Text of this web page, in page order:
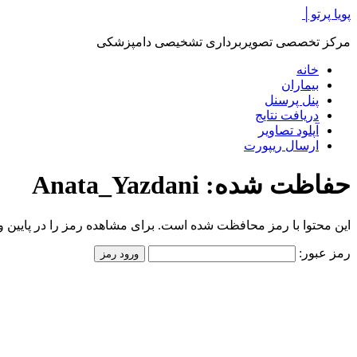
پرش
محتوا
پویا پرتو│
مرکز تخصصی تصویربرداری تشخیصی دامپزشکی
خانه
بیماران
پنل پرسنل
دریافت نتایج
آپلود تصاویر
ارسال ریپورت
حفاظت شده: Anata_Yazdani
این محتوا با رمز محافظت شده است. برای مشاهده رمز را در پایین
رمز عبور: